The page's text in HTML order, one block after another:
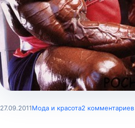
27.09.2011Мода и красота2 комментариев